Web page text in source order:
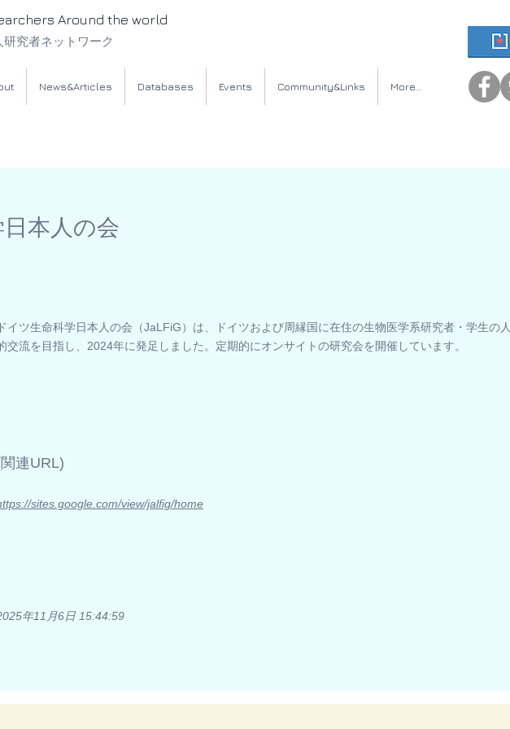
Around the world
究者ネットワーク
News&Articles Databases Events Community&Links More...
日本人の会
ドイツ生命科学日本人の会（JaLFiG）は、ドイツおよび周縁国に在住の生物医学系研究者・学生の人
交流を目指し、2024年に発足しました。定期的にオンサイトの研究会を開催しています。
連URL)
sites.google.com/view/jalfig/home
年11月6日 15:44:59